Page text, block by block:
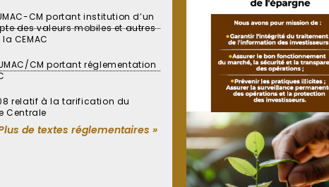
CM portant institution d’un
des valeurs mobiles et autres
CEMAC
CM portant réglementation
relatif à la tarification du
Centrale
de textes réglementaires »